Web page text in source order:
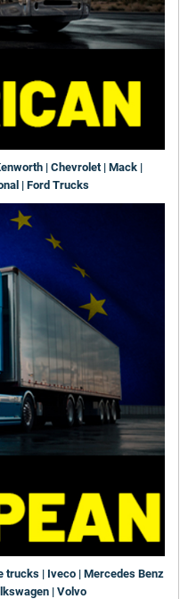
| Chevrolet | Mack |
| Ford Trucks
trucks | Iveco | Mercedes Benz
| Volvo